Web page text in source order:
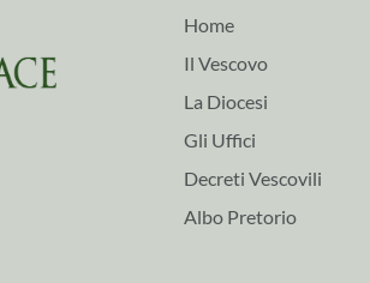
Home
Il Vescovo
La Diocesi
Gli Uffici
Decreti Vescovili
Albo Pretorio